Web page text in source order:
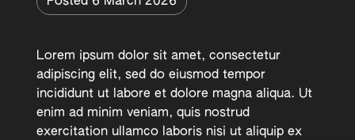
Lorem ipsum dolor sit amet, consectetur
adipiscing elit, sed do eiusmod tempor
incididunt ut labore et dolore magna aliqua. Ut
enim ad minim veniam, quis nostrud
exercitation ullamco laboris nisi ut aliquip ex